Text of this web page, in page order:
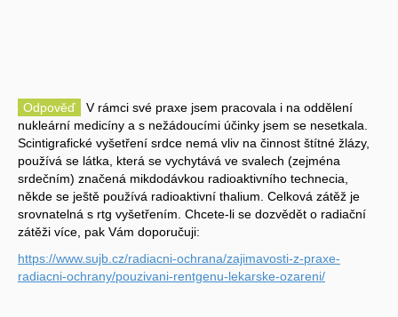
Odpověď
V rámci své praxe jsem pracovala i na oddělení
nukleární medicíny a s nežádoucími účinky jsem se nesetkala.
Scintigrafické vyšetření srdce nemá vliv na činnost štítné žlázy,
používá se látka, která se vychytává ve svalech (zejména
srdečním) značená mikdodávkou radioaktivního technecia,
někde se ještě používá radioaktivní thalium. Celková zátěž je
srovnatelná s rtg vyšetřením. Chcete-li se dozvědět o radiační
zátěži více, pak Vám doporučuji:
https://www.sujb.cz/radiacni-ochrana/zajimavosti-z-praxe-
radiacni-ochrany/pouzivani-rentgenu-lekarske-ozareni/